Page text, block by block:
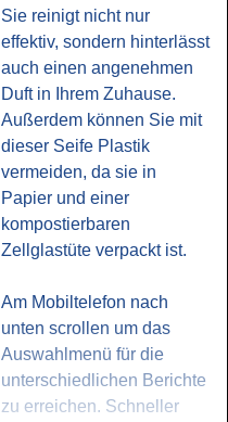
Sie reinigt nicht nur
effektiv, sondern hinterlässt
auch einen angenehmen
Duft in Ihrem Zuhause.
Außerdem können Sie mit
dieser Seife Plastik
vermeiden, da sie in
Papier und einer
kompostierbaren
Zellglastüte verpackt ist.
Am Mobiltelefon nach
unten scrollen um das
Auswahlmenü für die
unterschiedlichen Berichte
zu erreichen. Schneller